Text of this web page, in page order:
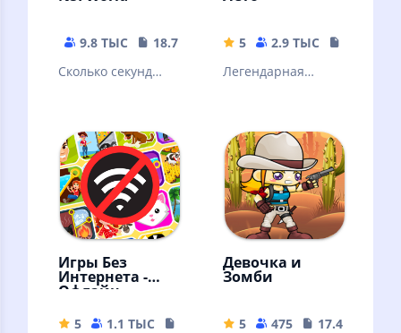
9.8 ТЫС
18.78 MB
Сколько секунд
защитить?
Давайте атомную
бомбу!
5 2.9 ТЫС
Легендарная
российских
разработчиков
Игры Без
Интернета -
Офлайн
5 1.1 ТЫС
75.23 MB
Девочка и
Зомби
5 475
17.41 MB